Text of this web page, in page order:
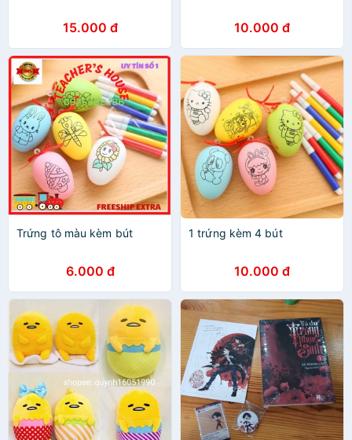
15.000 đ 10.000 đ
Trứng tô màu kèm bút
6.000 đ
1 trứng kèm 4 bút
10.000 đ